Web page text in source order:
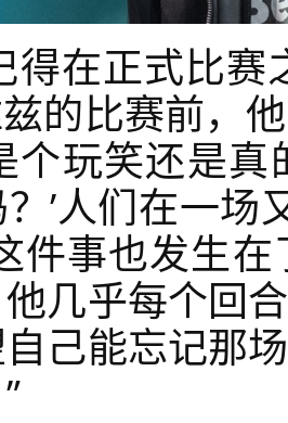
得在正式比赛
的比赛前，
个玩笑还是真
’人们在一场
件事也发生
几乎每个回
己能忘记那
”